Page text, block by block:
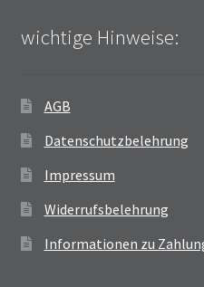
wichtige Hinweise:
AGB
Datenschutzbelehrung
Impressum
Widerrufsbelehrung
Informationen zu